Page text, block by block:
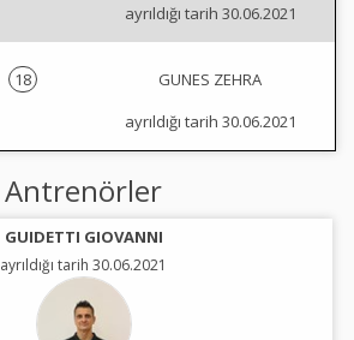
ayrıldığı tarih 30.06.2021
18
GUNES ZEHRA
ayrıldığı tarih 30.06.2021
Antrenörler
GUIDETTI GIOVANNI
ayrıldığı tarih 30.06.2021